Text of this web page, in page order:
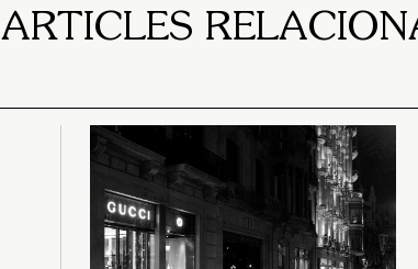
ARTICLES